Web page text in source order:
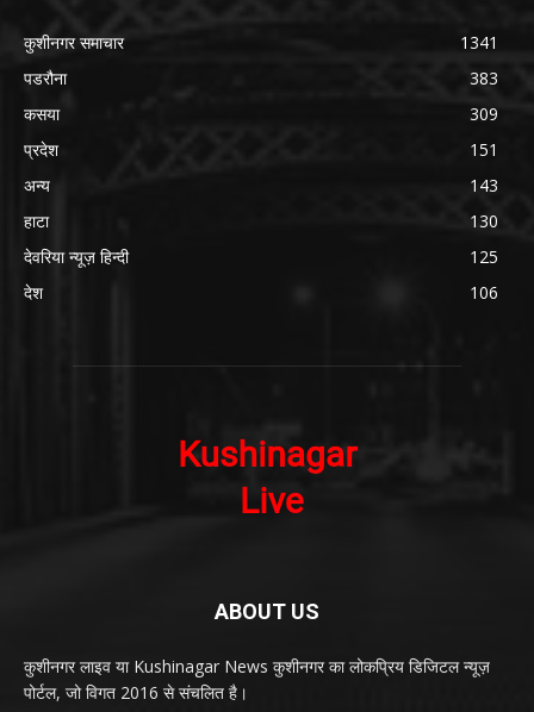
कुशीनगर समाचार
1341
पडरौना
383
कसया
309
प्रदेश
151
अन्य
143
हाटा
130
देवरिया न्यूज़ हिन्दी
125
देश
106
ABOUT US
कुशीनगर लाइव या Kushinagar News कुशीनगर का लोकप्रिय डिजिटल न्यूज़
पोर्टल, जो विगत 2016 से संचलित है।